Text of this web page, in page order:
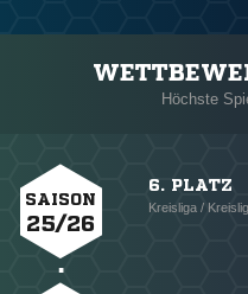
Höchste
SAISON
25/26
6. PLATZ
Kreisliga /